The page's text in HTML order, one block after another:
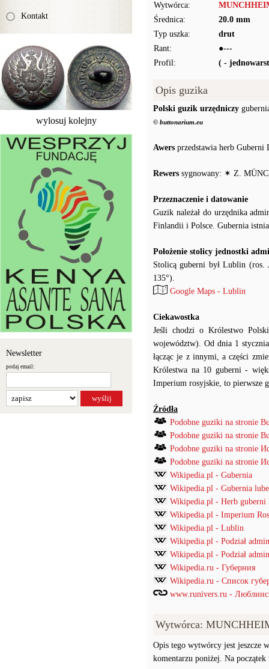
Kontakt
wylosuj kolejny
Newsletter
podaj email:
Wytwórca:
Średnica:
20.0 mm
Typ uszka:
drut
Rant:
●---
Profil:
( -
Opis guzika
Polski guzik urzędniczy
© buttonarium.eu
Awers przedstawia herb
Rewers sygnowany: ✶ Z.
Przeznaczenie i datowanie
Guzik należał do urzędnika
Finlandii i Polsce. Gubernia
Położenie stolicy jednostki
Stolicą guberni był Lublin
135°).
Google Maps - Lublin
Ciekawostka
Jeśli chodzi o Królestwo
województw). Od dnia 1
łącząc je z innymi, a części
Królestwa na 10 guberni -
Imperium rosyjskie, to pierwsze
Źródła
Podobne guziki na stronie
Podobne guziki na stronie
Podobne guziki na stronie
Podobne guziki na stronie
Wikipedia.pl - Gubernia
Wikipedia.pl - Gubernia
Wikipedia.pl - Herb guberni
Wikipedia.pl - Imperium
Wikipedia.pl - Lublin
Wikipedia.pl - Podział
Wikipedia.pl - Podział
Wikipedia.ru - Губерния
Wikipedia.ru - Список
www.runivers.ru -
Wytwórca:
Opis tego wytwórcy jest jeszcze
komentarzu poniżej. Na